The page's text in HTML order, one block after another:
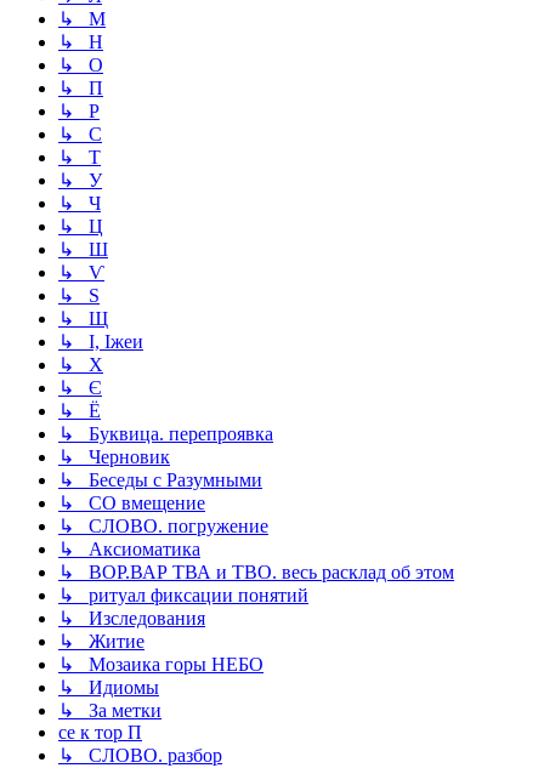
↳ М
↳ Н
↳ О
↳ П
↳ Р
↳ С
↳ Т
↳ У
↳ Ч
↳ Ц
↳ Ш
↳ Ѵ
↳ Ѕ
↳ Щ
↳ І, Іжеи
↳ Х
↳ Є
↳ Ё
↳ Буквица. перепроявка
↳ Черновик
↳ Беседы с Разумными
↳ СО вмещение
↳ СЛОВО. погружение
↳ Аксиоматика
↳ ВОР.ВАР ТВА и ТВО. весь расклад об этом
↳ ритуал фиксации понятий
↳ Изследования
↳ Житие
↳ Мозаика горы НЕБО
↳ Идиомы
↳ За метки
се к тор П
↳ СЛОВО. разбор